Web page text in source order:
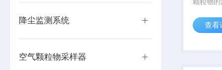
降尘监测系统
空气颗粒物采样器
荷。 主
装置、
查看